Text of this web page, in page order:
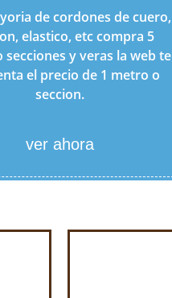
de cordones de cuero,
elastico, etc compra 5
secciones y veras la web te
el precio de 1 metro o
seccion.
ver ahora